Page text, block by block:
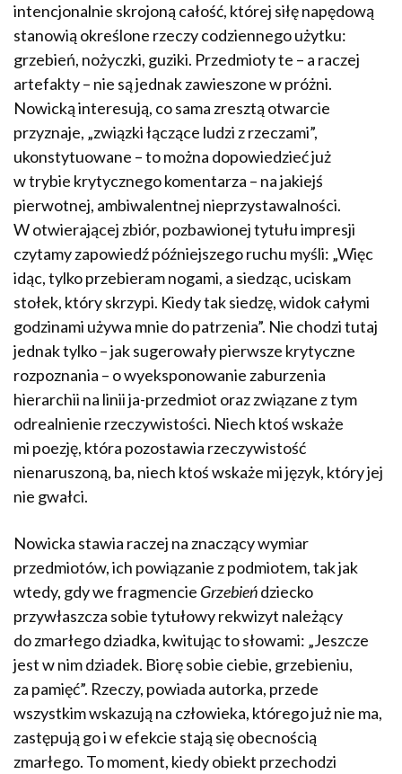
intencjonalnie skrojoną całość, której siłę napędową
stanowią określone rzeczy codziennego użytku:
grzebień, nożyczki, guziki. Przedmioty te – a raczej
artefakty – nie są jednak zawieszone w próżni.
Nowicką interesują, co sama zresztą otwarcie
przyznaje, „związki łączące ludzi z rzeczami”,
ukonstytuowane – to można dopowiedzieć już
w trybie krytycznego komentarza – na jakiejś
pierwotnej, ambiwalentnej nieprzystawalności.
W otwierającej zbiór, pozbawionej tytułu impresji
czytamy zapowiedź późniejszego ruchu myśli: „Więc
idąc, tylko przebieram nogami, a siedząc, uciskam
stołek, który skrzypi. Kiedy tak siedzę, widok całymi
godzinami używa mnie do patrzenia”. Nie chodzi tutaj
jednak tylko – jak sugerowały pierwsze krytyczne
rozpoznania – o wyeksponowanie zaburzenia
hierarchii na linii ja-przedmiot oraz związane z tym
odrealnienie rzeczywistości. Niech ktoś wskaże
mi poezję, która pozostawia rzeczywistość
nienaruszoną, ba, niech ktoś wskaże mi język, który jej
nie gwałci.
Nowicka stawia raczej na znaczący wymiar
przedmiotów, ich powiązanie z podmiotem, tak jak
wtedy, gdy we fragmencie Grzebieńdziecko
przywłaszcza sobie tytułowy rekwizyt należący
do zmarłego dziadka, kwitując to słowami: „Jeszcze
jest w nim dziadek. Biorę sobie ciebie, grzebieniu,
za pamięć”. Rzeczy, powiada autorka, przede
wszystkim wskazują na człowieka, którego już nie ma,
zastępują go i w efekcie stają się obecnością
zmarłego. To moment, kiedy obiekt przechodzi